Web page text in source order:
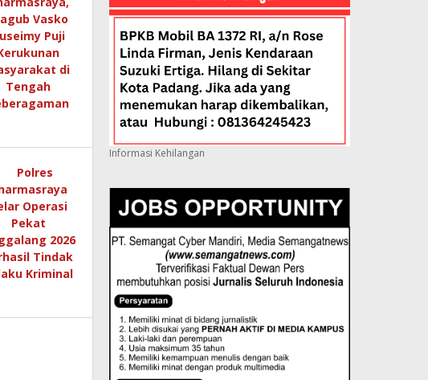
Informasi Kehilangan